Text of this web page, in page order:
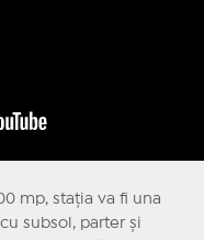
mp, staţia va fi una
subsol, parter şi